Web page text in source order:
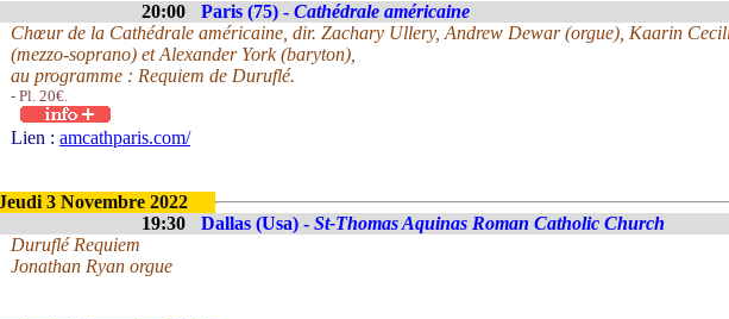
20:00 Paris (75) - Cathédrale américaine
Chœur de la Cathédrale américaine, dir. Zachary Ullery, Andrew Dewar (orgue), Kaarin
(mezzo-soprano) et Alexander York (baryton),
au programme : Requiem de Duruflé.
- Pl. 20€.
Lien : amcathparis.com/
3 Novembre 2022
19:30
Dallas (Usa) - St-Thomas Aquinas Roman Catholic Church
Duruflé Requiem
Jonathan Ryan orgue